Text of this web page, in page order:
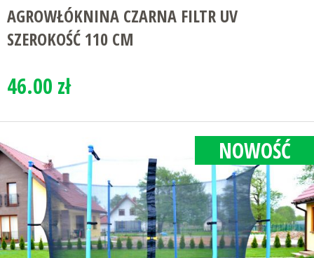
AGROWŁÓKNINA CZARNA FILTR UV
SZEROKOŚĆ 110 CM
46.00 zł
NOWOŚĆ